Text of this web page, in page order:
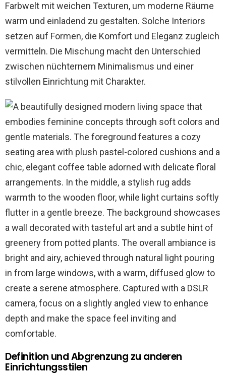
Farbwelt mit weichen Texturen, um moderne Räume
warm und einladend zu gestalten. Solche Interiors
setzen auf Formen, die Komfort und Eleganz zugleich
vermitteln. Die Mischung macht den Unterschied
zwischen nüchternem Minimalismus und einer
stilvollen Einrichtung mit Charakter.
Definition und Abgrenzung zu anderen
Einrichtungsstilen